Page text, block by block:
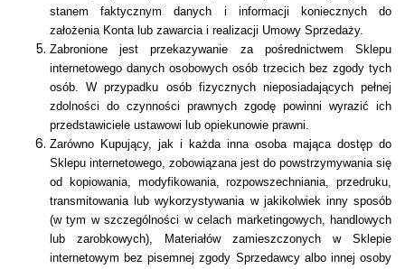
stanem faktycznym danych i informacji koniecznych do
założenia Konta lub zawarcia i realizacji Umowy Sprzedaży.
Zabronione jest przekazywanie za pośrednictwem Sklepu
internetowego danych osobowych osób trzecich bez zgody tych
osób. W przypadku osób fizycznych nieposiadających pełnej
zdolności do czynności prawnych zgodę powinni wyrazić ich
przedstawiciele ustawowi lub opiekunowie prawni.
Zarówno Kupujący, jak i każda inna osoba mająca dostęp do
Sklepu internetowego, zobowiązana jest do powstrzymywania się
od kopiowania, modyfikowania, rozpowszechniania, przedruku,
transmitowania lub wykorzystywania w jakikolwiek inny sposób
(w tym w szczególności w celach marketingowych, handlowych
lub zarobkowych), Materiałów zamieszczonych w Sklepie
internetowym bez pisemnej zgody Sprzedawcy albo innej osoby